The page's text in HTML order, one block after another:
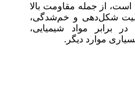
است، از جمله مقاومت بالا
شکل‌دهی و خم‌شدگی،
برابر مواد شیمیایی،
موارد دیگر.